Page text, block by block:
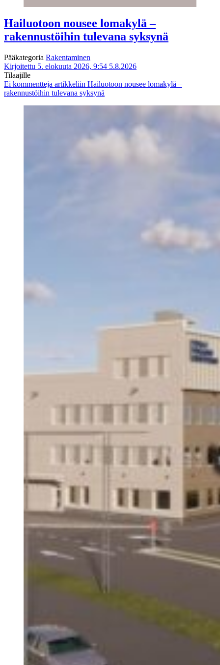
Hailuotoon nousee lomakylä –
rakennustöihin tulevana syksynä
Pääkategoria Rakentaminen
Kirjoitettu 5. elokuuta 2026, 9:54 5.8.2026
Tilaajille
Ei kommentteja artikkeliin Hailuotoon nousee lomakylä –
rakennustöihin tulevana syksynä